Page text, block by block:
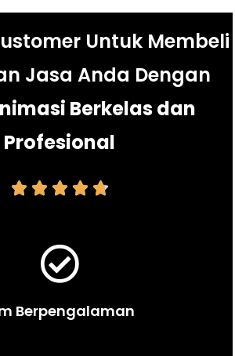
Untuk Membeli
Jasa Anda Dengan
Berkelas dan
Profesional
    
Berpengalaman